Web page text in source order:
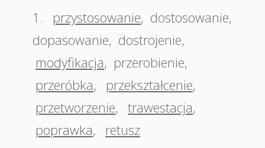
1.
przystosowanie, dostosowanie,
dopasowanie, dostrojenie,
modyfikacja, przerobienie,
przeróbka, przekształcenie,
przetworzenie, trawestacja,
poprawka, retusz